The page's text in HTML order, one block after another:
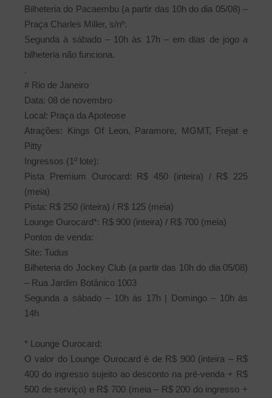
Bilheteria do Pacaembu (a partir das 10h do dia 05/08) –
Praça Charles Miller, s/nº.
Segunda à sábado – 10h às 17h – em dias de jogo a
bilheteria não funciona.
.
# Rio de Janeiro
Data: 08 de novembro
Local: Praça da Apoteose
Atrações: Kings Of Leon, Paramore, MGMT, Frejat e
Pitty
Ingressos (1º lote):
Pista Premium Ourocard: R$ 450 (inteira) / R$ 225
(meia)
Pista: R$ 250 (inteira) / R$ 125 (meia)
Lounge Ourocard*: R$ 900 (inteira) / R$ 700 (meia)
Pontos de venda:
Site: Tudus
Bilheteria do Jockey Club (a partir das 10h do dia 05/08)
– Rua Jardim Botânico 1003
Segunda a sábado – 10h às 17h | Domingo – 10h às
14h
* Lounge Ourocard:
O valor do Lounge Ourocard é de R$ 900 (inteira – R$
400 do ingresso sujeito ao desconto na pré-venda + R$
500 de serviço) e R$ 700 (meia – R$ 200 do ingresso +